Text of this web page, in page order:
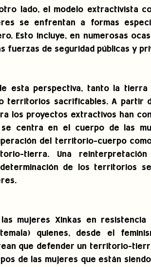
lado, el modelo extractivista
se enfrentan a formas
Esto incluye, en numerosas
fuerzas de seguridad públicas y
esta perspectiva, tanto la
territorios sacrificables. A partir
los proyectos extractivos han
se centra en el cuerpo de las
del territorio-cuerpo
tierra. Una
de los territorios
las mujeres Xinkas en
quienes, desde el
que defender un territorio-
de las mujeres que están